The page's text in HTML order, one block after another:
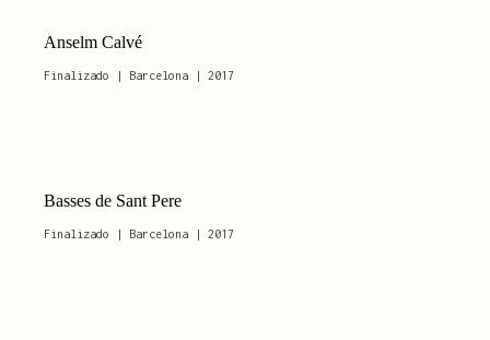
Anselm Calvé
Finalizado | Barcelona | 2017
Basses de Sant Pere
Finalizado | Barcelona | 2017